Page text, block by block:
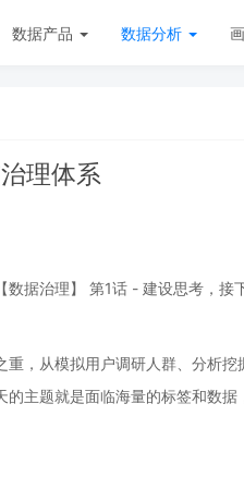
数据产品 数据分析
理体系
据治理】 第1话 - 建设思考，接
，从模拟用户调研人群、分析
主题就是面临海量的标签和数据